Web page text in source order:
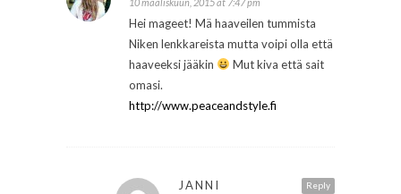
Hei mageet! Mä haaveilen tummista
Niken lenkkareista mutta voipi olla että
haaveeksi jääkin
Mut kiva että sait
omasi.
http://www.peaceandstyle.fi
Reply
JANNI